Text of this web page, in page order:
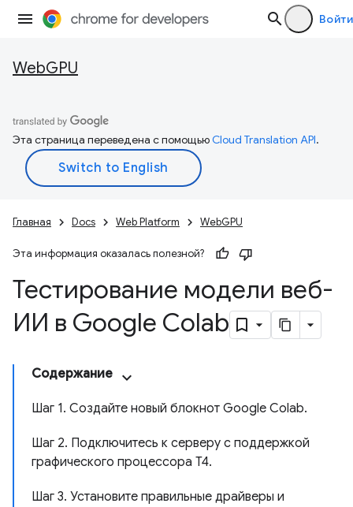
Войти
WebGPU
Эта страница переведена с помощьюCloud Translation API.
Главная Docs Web Platform WebGPU
Эта информация оказалась полезной?
Тестирование модели веб-
ИИ в Google Colab
Содержание
Шаг 1. Создайте новый блокнот Google Colab.
Шаг 2. Подключитесь к серверу с поддержкой
графического процессора T4.
Шаг 3. Установите правильные драйверы и